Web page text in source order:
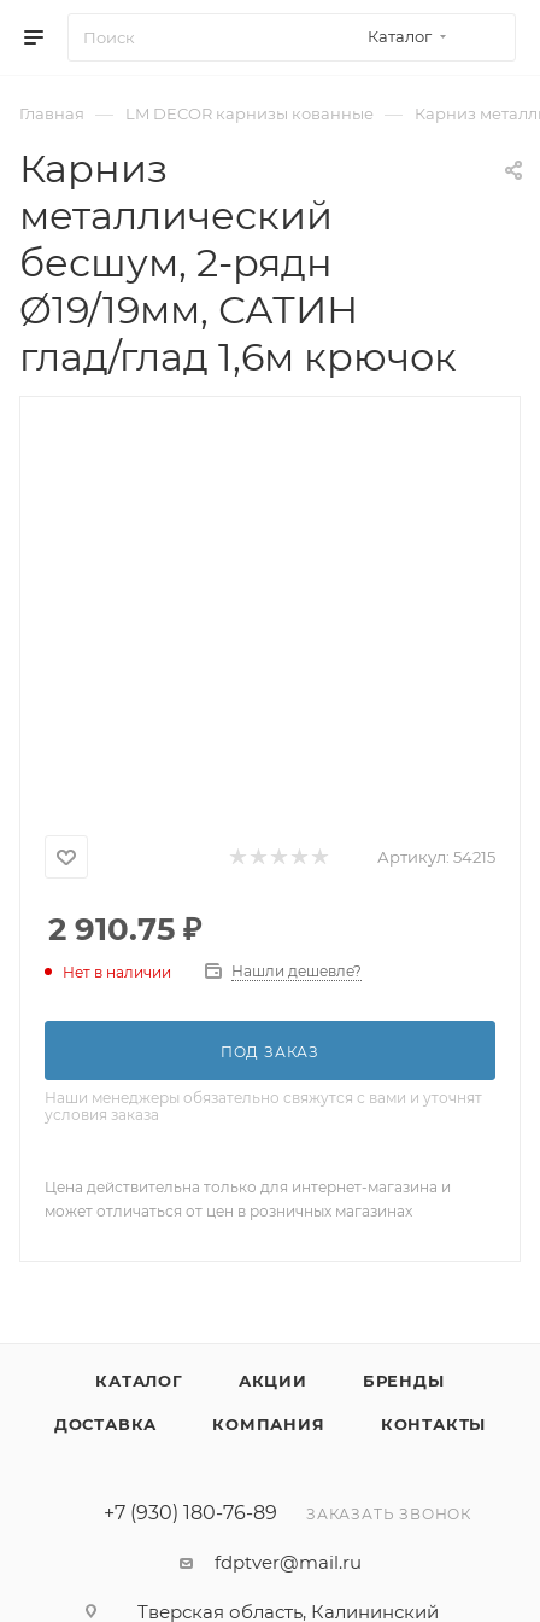
Каталог
Главная — LM DECOR карнизы кованные — Карниз
Карниз
металлический
бесшум, 2-рядн
Ø19/19мм, САТИН
глад/глад 1,6м крючок
Артикул: 54215
2 910.75 ₽
Нет в наличии Нашли дешевле?
ПОД ЗАКАЗ
Наши менеджеры обязательно свяжутся с вами и уточнят
условия заказа
Цена действительна только для интернет-магазина и
может отличаться от цен в розничных магазинах
КАТАЛОГ АКЦИИ БРЕНДЫ
ДОСТАВКА КОМПАНИЯ КОНТАКТЫ
+7 (930) 180-76-89 ЗАКАЗАТЬ ЗВОНОК
fdptver@mail.ru
Тверская область, Калининский